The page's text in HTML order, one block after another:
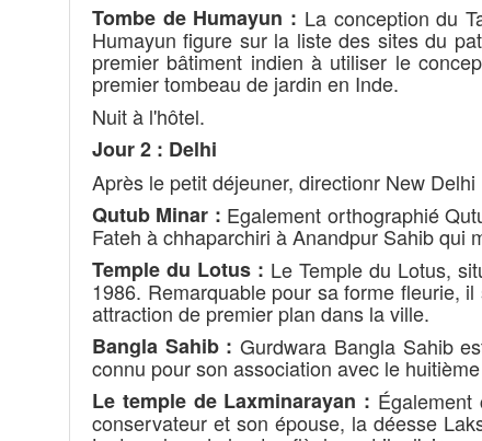
Tombe de Humayun : La conception du
Humayun figure sur la liste des sites du
premier bâtiment indien à utiliser le
premier tombeau de jardin en Inde.
Nuit à l'hôtel.
Jour 2 : Delhi
Après le petit déjeuner, directionr New Delhi
Qutub Minar : Egalement orthographié
Fateh à chhaparchiri à Anandpur Sahib qui
Temple du Lotus : Le Temple du Lotus,
1986. Remarquable pour sa forme fleurie,
attraction de premier plan dans la ville.
Bangla Sahib : Gurdwara Bangla Sahib
connu pour son association avec le
Le temple de Laxminarayan :
conservateur et son épouse, la déesse